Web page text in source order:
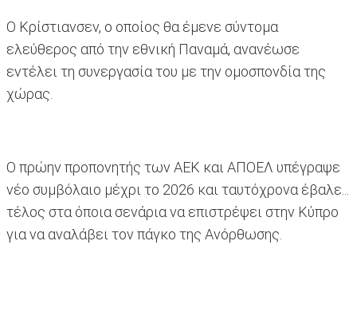
Ο Κρίστιανσεν, ο οποίος θα έμενε σύντομα
ελεύθερος από την εθνική Παναμά, ανανέωσε
εντέλει τη συνεργασία του με την ομοσπονδία της
χώρας.
Ο πρώην προπονητής των ΑΕΚ και ΑΠΟΕΛ υπέγραψε
νέο συμβόλαιο μέχρι το 2026 και ταυτόχρονα έβαλε...
τέλος στα όποια σενάρια να επιστρέψει στην Κύπρο
για να αναλάβει τον πάγκο της Ανόρθωσης.